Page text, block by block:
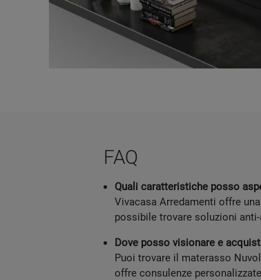
FAQ
Quali caratteristiche posso
Vivacasa Arredamenti offre
possibile trovare soluzioni
Dove posso visionare e
Puoi trovare il materasso
offre consulenze